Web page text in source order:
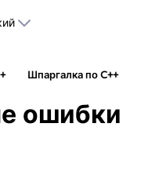
Шпаргалка по C++
ошибки